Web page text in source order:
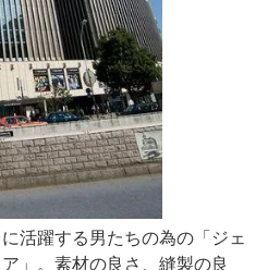
活躍する男たちの為の「ジェ
」。素材の良さ、縫製の良